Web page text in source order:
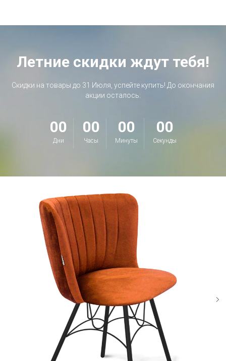
Летние скидки ждут тебя!
Скидки на товары до 31 Июля, успейте купить! До окончания
акции осталось:
00
Дни
00
Часы
00
Минуты
00
Секунды